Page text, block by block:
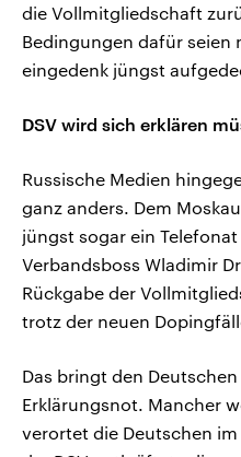
die Vollmitgliedschaft
Bedingungen dafür seien
eingedenk jüngst
DSV wird sich erklären
Russische Medien
ganz anders. Dem
jüngst sogar ein
Verbandsboss Wladimir
Rückgabe der
trotz der neuen
Das bringt den
Erklärungsnot. Mancher
verortet die Deutschen